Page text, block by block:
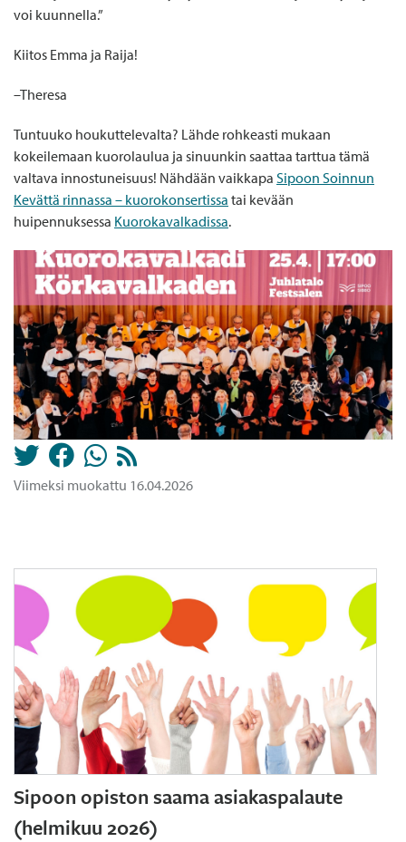
voi kuunnella.”
Kiitos Emma ja Raija!
–Theresa
Tuntuuko houkuttelevalta? Lähde rohkeasti mukaan
kokeilemaan kuorolaulua ja sinuunkin saattaa tarttua tämä
valtava innostuneisuus! Nähdään vaikkapaSipoon Soinnun
Kevättä rinnassa – kuorokonsertissa tai kevään
huipennuksessa Kuorokavalkadissa.
Viimeksi muokattu 16.04.2026
Sipoon opiston saama asiakaspalaute
(helmikuu 2026)